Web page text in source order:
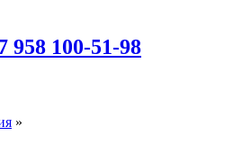
958 100-51-98
»